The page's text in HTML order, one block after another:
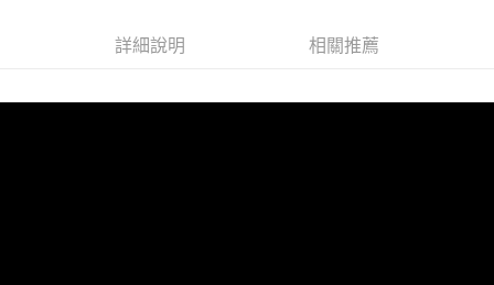
２．關於個人資料處理事宜，請瀏覽以下網址：
詳細說明 相關推薦